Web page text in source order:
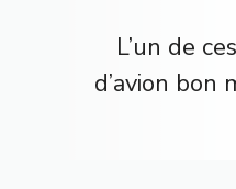
L’un de
d’avion bon